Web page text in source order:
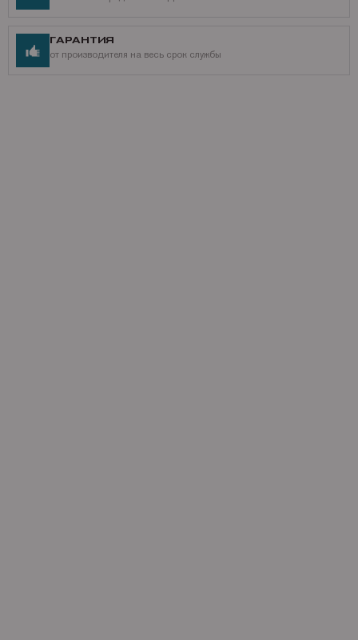
ГАРАНТИЯ
от производителя на весь срок службы